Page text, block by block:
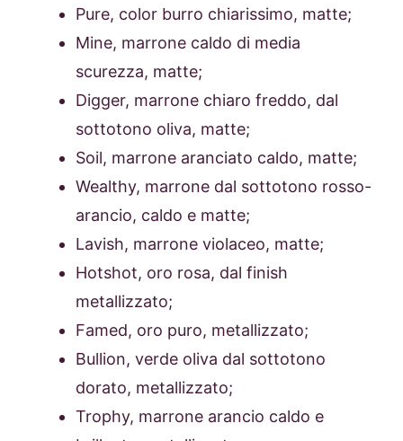
Pure, color burro chiarissimo, matte;
Mine, marrone caldo di media
scurezza, matte;
Digger, marrone chiaro freddo, dal
sottotono oliva, matte;
Soil, marrone aranciato caldo, matte;
Wealthy, marrone dal sottotono rosso-
arancio, caldo e matte;
Lavish, marrone violaceo, matte;
Hotshot, oro rosa, dal finish
metallizzato;
Famed, oro puro, metallizzato;
Bullion, verde oliva dal sottotono
dorato, metallizzato;
Trophy, marrone arancio caldo e